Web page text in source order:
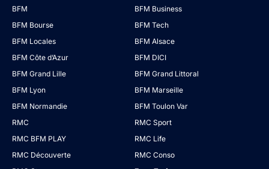
BFM
BFM Business
BFM Bourse
BFM Tech
BFM Locales
BFM Alsace
BFM Côte d’Azur
BFM DICI
BFM Grand Lille
BFM Grand Littoral
BFM Lyon
BFM Marseille
BFM Normandie
BFM Toulon Var
RMC
RMC Sport
RMC BFM PLAY
RMC Life
RMC Découverte
RMC Conso